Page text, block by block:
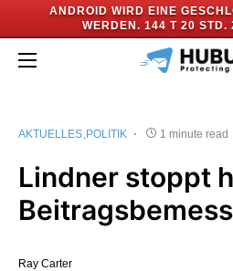
ANDROID WIRD EINE
WERDEN. 144 T 20 STD.
AKTUELLES POLITIK 1 minute read
Lindner stoppt
Ray Carter